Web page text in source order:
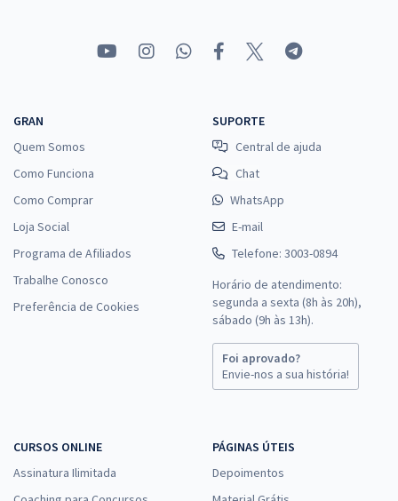
GRAN
Quem Somos
Como Funciona
Como Comprar
Loja Social
Programa de Afiliados
Trabalhe Conosco
Preferência de Cookies
SUPORTE
Central de ajuda
Chat
WhatsApp
E-mail
Telefone: 3003-0894
Horário de atendimento:
segunda a sexta (8h às 20h),
sábado (9h às 13h).
Foi aprovado?
Envie-nos a sua história!
CURSOS ONLINE
Assinatura Ilimitada
PÁGINAS ÚTEIS
Depoimentos